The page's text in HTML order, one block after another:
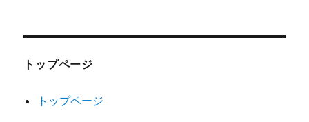
トップページ
トップページ